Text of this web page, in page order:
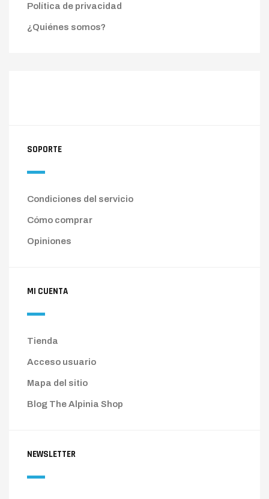
Política de privacidad
¿Quiénes somos?
SOPORTE
Condiciones del servicio
Cómo comprar
Opiniones
MI CUENTA
Tienda
Acceso usuario
Mapa del sitio
Blog The Alpinia Shop
NEWSLETTER